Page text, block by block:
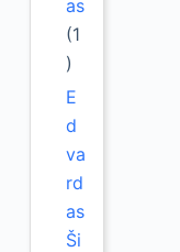
as
(1
)
E
d
va
rd
as
Ši